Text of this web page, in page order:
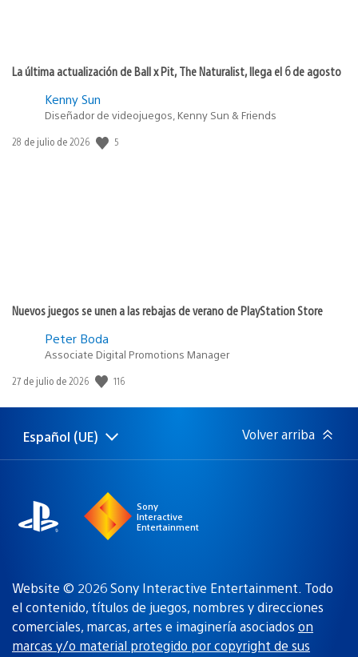
La última actualización de Ball x Pit, The Naturalist, llega el 6 de agosto
Kenny Sun
Diseñador de videojuegos, Kenny Sun & Friends
Fecha
28 de julio de 2026 5
Nuevos juegos se unen a las rebajas de verano de PlayStation Store
Peter Boda
Associate Digital Promotions Manager
Fecha
publicación:
27 de julio de 2026 116
Selecciona
una
Región
actual:
Español (UE) Volver arriba
Sony
Interactive
Entertainment
Website © 2026 Sony Interactive Entertainment. Todo
el contenido, títulos de juegos, nombres y direcciones
comerciales, marcas, artes e imaginería asociados on
marcas y/o material protegido por copyright de sus